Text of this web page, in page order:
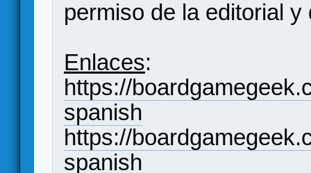
permiso de la editorial
Enlaces:
https://
spanish
https://
spanish